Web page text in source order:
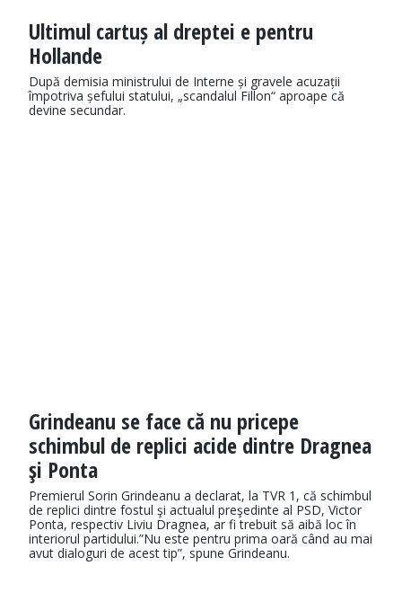
Ultimul cartuș al dreptei e pentru
Hollande
După demisia ministrului de Interne și gravele acuzații
împotriva șefului statului, „scandalul Fillon“ aproape că
devine secundar.
Grindeanu se face că nu pricepe
schimbul de replici acide dintre Dragnea
şi Ponta
Premierul Sorin Grindeanu a declarat, la TVR 1, că schimbul
de replici dintre fostul şi actualul preşedinte al PSD, Victor
Ponta, respectiv Liviu Dragnea, ar fi trebuit să aibă loc în
interiorul partidului.”Nu este pentru prima oară când au mai
avut dialoguri de acest tip”, spune Grindeanu.